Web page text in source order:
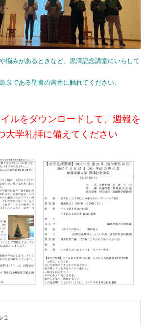
悩みがあるときなど、黒澤記念講堂にいらして
泉である聖書の言葉に触れてください。
ルをダウンロードして、週報を
大学礼拝に備えてください